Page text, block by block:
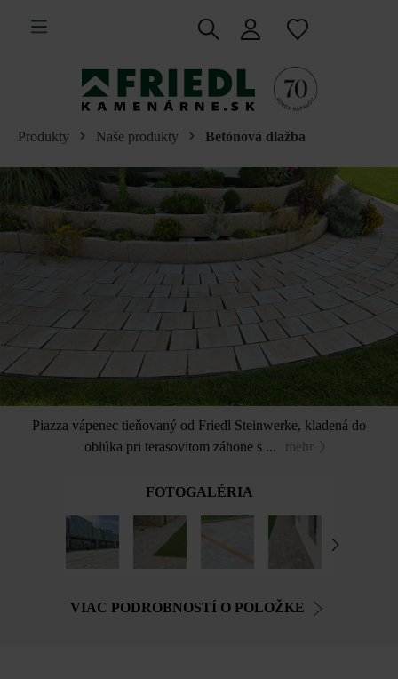
hlavný obsah
Produkty Naše produkty Betónová dlažba
Piazza vápenec tieňovaný od Friedl Steinwerke, kladená do
oblúka pri terasovitom záhone s ...
mehr
FOTOGALÉRIA
VIAC PODROBNOSTÍ O POLOŽKE